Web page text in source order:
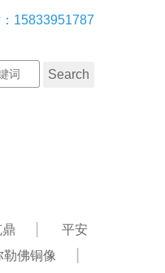
15833951787
平安
勒佛铜像